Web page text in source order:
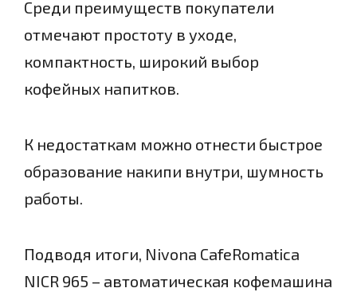
Среди преимуществ покупатели
отмечают простоту в уходе,
компактность, широкий выбор
кофейных напитков.
К недостаткам можно отнести быстрое
образование накипи внутри, шумность
работы.
Подводя итоги, Nivona CafeRomatica
NICR 965 – автоматическая кофемашина